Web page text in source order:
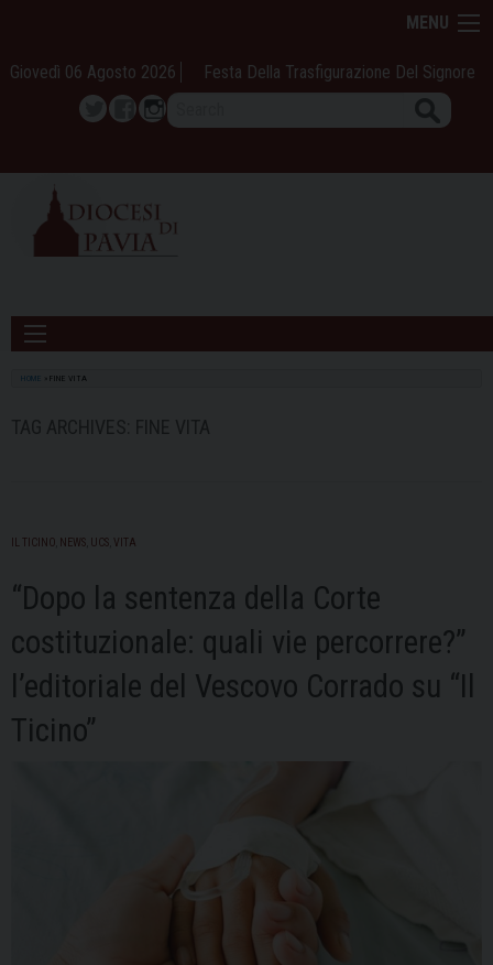
content
MENU
Giovedì 06 Agosto 2026 Festa Della Trasfigurazione Del Signore
TwitterFacebook
Instagram
HOME FINE VITA
IL TICINO NEWS UCS VITA
“Dopo la sentenza della Corte
costituzionale: quali vie percorrere?”
l’editoriale del Vescovo Corrado su “Il
Ticino”